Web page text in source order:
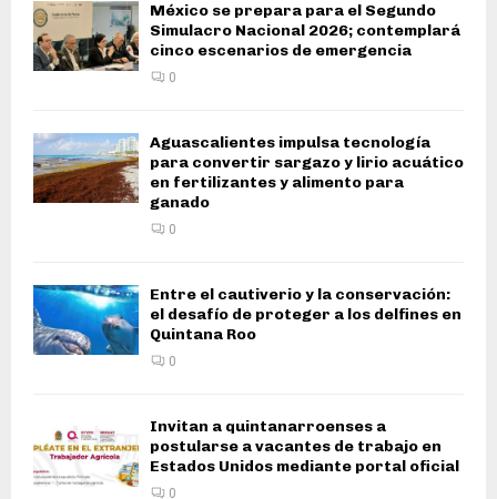
México se prepara para el Segundo
Simulacro Nacional 2026; contemplará
cinco escenarios de emergencia
0
Aguascalientes impulsa tecnología
para convertir sargazo y lirio acuático
en fertilizantes y alimento para
ganado
0
Entre el cautiverio y la conservación:
el desafío de proteger a los delfines en
Quintana Roo
0
Invitan a quintanarroenses a
postularse a vacantes de trabajo en
Estados Unidos mediante portal oficial
0